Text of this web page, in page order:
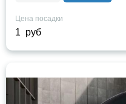
Цена посадки
1 руб